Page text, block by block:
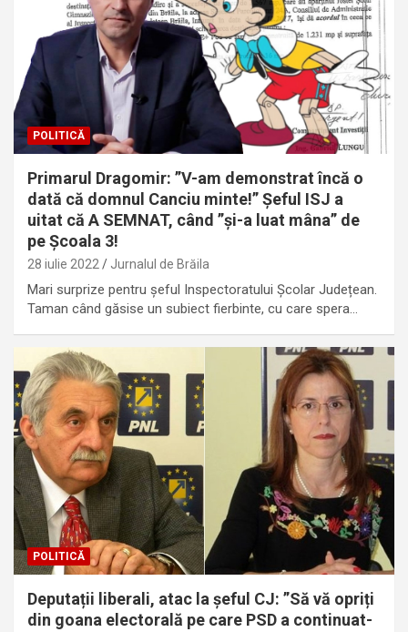
POLITICĂ
Primarul Dragomir: ”V-am demonstrat încă o
dată că domnul Canciu minte!” Șeful ISJ a
uitat că A SEMNAT, când ”și-a luat mâna” de
pe Școala 3!
28 iulie 2022 Jurnalul de Brăila
Mari surprize pentru șeful Inspectoratului Școlar Județean.
Taman când găsise un subiect fierbinte, cu care spera…
POLITICĂ
Deputații liberali, atac la șeful CJ: ”Să vă opriți
din goana electorală pe care PSD a continuat-